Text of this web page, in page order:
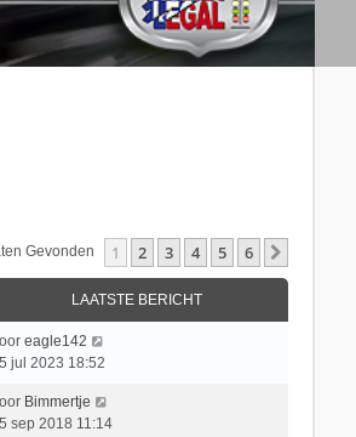
Gevonden 1 2 3 4 5 6
LAATSTE BERICHT
eagle142
jul 2023 18:52
Bimmertje
sep 2018 11:14